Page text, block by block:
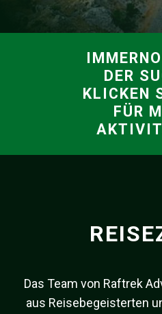
DER
KLICKEN
FÜR
Das Team von Raftrek
aus Reisebegeisterten